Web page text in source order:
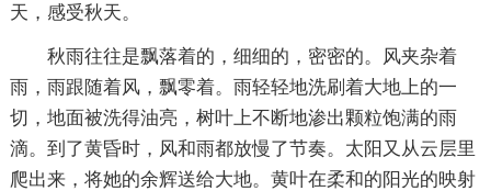
天，感受秋天。
秋雨往往是飘落着的，细细的，密密的。风夹杂着
雨，雨跟随着风，飘零着。雨轻轻地洗刷着大地上的一
切，地面被洗得油亮，树叶上不断地渗出颗粒饱满的雨
滴。到了黄昏时，风和雨都放慢了节奏。太阳又从云层里
爬出来，将她的余辉送给大地。黄叶在柔和的阳光的映射